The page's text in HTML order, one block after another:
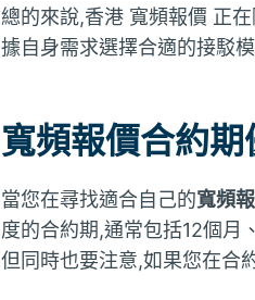
總的來說,香港 寬頻報價 正
據自身需求選擇合適的接駁
寬頻報價合約
當您在尋找適合自己的寬頻
度的合約期,通常包括12個月
但同時也要注意,如果您在合